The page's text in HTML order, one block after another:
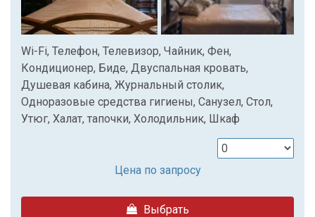
Wi-Fi, Телефон, Телевизор, Чайник, Фен,
Кондиционер, Биде, Двуспальная кровать,
Душевая кабина, Журнальный столик,
Одноразовые средства гигиены, Санузел, Стол,
Утюг, Халат, тапочки, Холодильник, Шкаф
Цена по запросу
Выбрать